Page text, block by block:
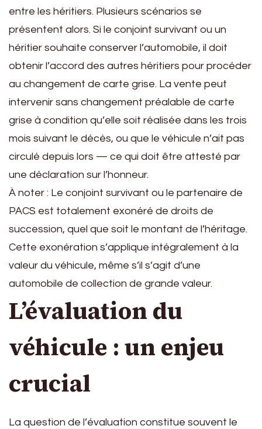
entre les héritiers. Plusieurs scénarios se
présentent alors. Si le conjoint survivant ou un
héritier souhaite conserver l’automobile, il doit
obtenir l’accord des autres héritiers pour procéder
au changement de carte grise. La vente peut
intervenir sans changement préalable de carte
grise à condition qu’elle soit réalisée dans les trois
mois suivant le décès, ou que le véhicule n’ait pas
circulé depuis lors — ce qui doit être attesté par
une déclaration sur l’honneur.
À noter : Le conjoint survivant ou le partenaire de
PACS est totalement exonéré de droits de
succession, quel que soit le montant de l’héritage.
Cette exonération s’applique intégralement à la
valeur du véhicule, même s’il s’agit d’une
automobile de collection de grande valeur.
L’évaluation du
véhicule : un enjeu
crucial
La question de l’évaluation constitue souvent le